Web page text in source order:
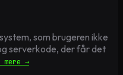
som brugeren ikke
serverkode, der får det
mere →